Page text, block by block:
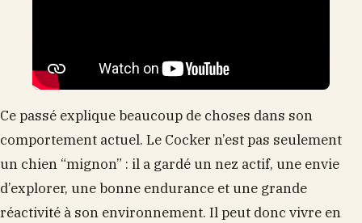
Ce passé explique beaucoup de choses dans son
comportement actuel. Le Cocker n’est pas seulement
un chien “mignon” : il a gardé un nez actif, une envie
d’explorer, une bonne endurance et une grande
réactivité à son environnement. Il peut donc vivre en